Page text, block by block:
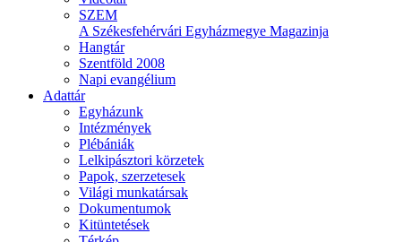
SZEM
A Székesfehérvári Egyházmegye Magazinja
Hangtár
Szentföld 2008
Napi evangélium
Adattár
Egyházunk
Intézmények
Plébániák
Lelkipásztori körzetek
Papok, szerzetesek
Világi munkatársak
Dokumentumok
Kitüntetések